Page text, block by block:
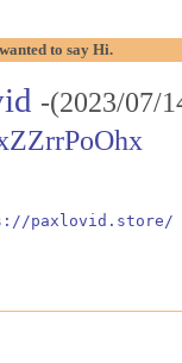
to say Hi.
-(2023/07/
paxlovid.store/